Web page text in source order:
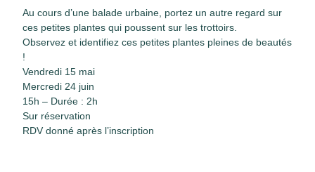
Au cours d’une balade urbaine, portez un autre regard sur
ces petites plantes qui poussent sur les trottoirs.
Observez et identifiez ces petites plantes pleines de beautés
!
Vendredi 15 mai
Mercredi 24 juin
15h – Durée : 2h
Sur réservation
RDV donné après l’inscription